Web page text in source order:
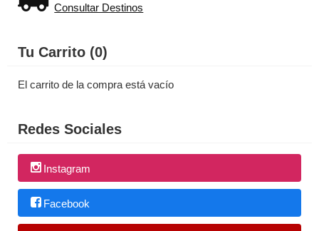
Consultar Destinos
Tu Carrito (0)
El carrito de la compra está vacío
Redes Sociales
Instagram
Facebook